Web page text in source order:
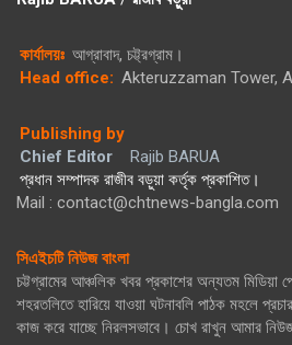
কার্যালয়ঃ আগ্রাবাদ, চট্ট্রগ্রাম।
Head office: Akteruzzaman Tower,
Publishing by
Chief Editor
Rajib BARUA
প্রধান সম্পাদক রাজীব বড়ুয়া কর্তৃক প্রকাশিত।
Mail : contact@chtnews-bangla.com
সিএইচটি নিউজ বাংলা
চট্টগ্রামের আঞ্চলিক খবর প্রকাশের অন্যতম মিডিয়া
শহরতলিতে হারিয়ে যাওয়া ঘটনাবলি পাঠক মহলে
কাজ করে যাচ্ছে নিরলসভাবে। চোখ রাখুন আমার নিউজ